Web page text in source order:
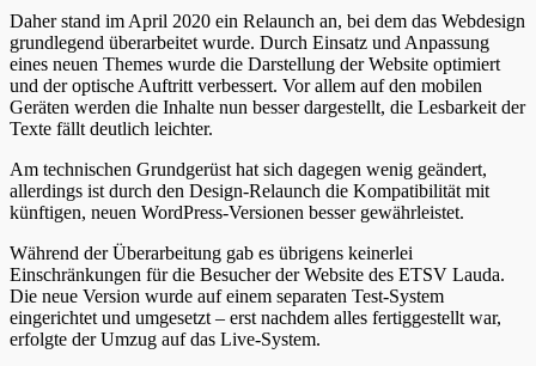
Daher stand im April 2020 ein Relaunch an, bei dem das Webdesign
grundlegend überarbeitet wurde. Durch Einsatz und Anpassung
eines neuen Themes wurde die Darstellung der Website optimiert
und der optische Auftritt verbessert. Vor allem auf den mobilen
Geräten werden die Inhalte nun besser dargestellt, die Lesbarkeit der
Texte fällt deutlich leichter.
Am technischen Grundgerüst hat sich dagegen wenig geändert,
allerdings ist durch den Design-Relaunch die Kompatibilität mit
künftigen, neuen WordPress-Versionen besser gewährleistet.
Während der Überarbeitung gab es übrigens keinerlei
Einschränkungen für die Besucher der Website des ETSV Lauda.
Die neue Version wurde auf einem separaten Test-System
eingerichtet und umgesetzt – erst nachdem alles fertiggestellt war,
erfolgte der Umzug auf das Live-System.